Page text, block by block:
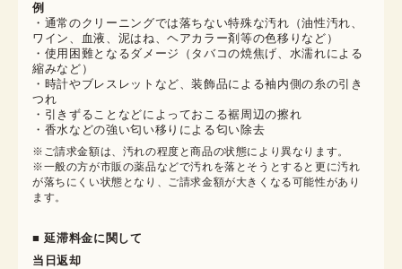
例
・通常のクリーニングでは落ちない特殊な汚れ（油性汚れ、
ワイン、血液、泥はね、ヘアカラー剤等の色移りなど）
・使用困難となるダメージ（タバコの焼焦げ、水濡れによる
縮みなど）
・時計やブレスレットなど、装飾品による袖内側の糸の引き
つれ
・引きずることなどによっておこる裾周辺の擦れ
・香水などの強い匂い移りによる匂い除去
※ご請求金額は、汚れの程度と商品の状態により異なります。
※一般の方が市販の薬品などで汚れを落とそうとすると更に汚れ
が落ちにくい状態となり、ご請求金額が大きくなる可能性があり
ます。
■ 延滞料金に関して
当日返却